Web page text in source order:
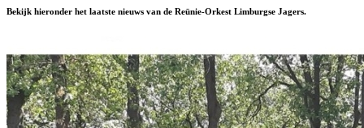
Bekijk hieronder het laatste nieuws van de Reünie-Orkest Limburgse Jagers.